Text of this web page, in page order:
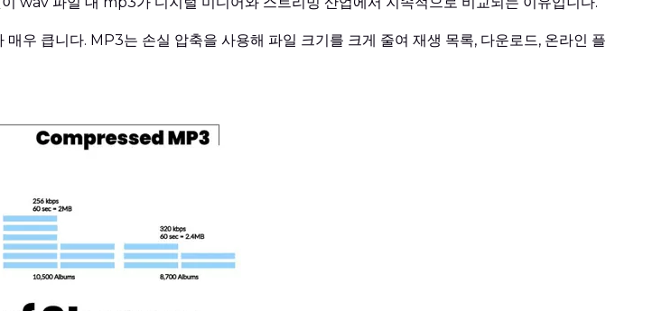
우 큽니다. MP3는 손실 압축을 사용해 파일 크기를 크게 줄여 재생 목록, 다운로드, 온라인 플